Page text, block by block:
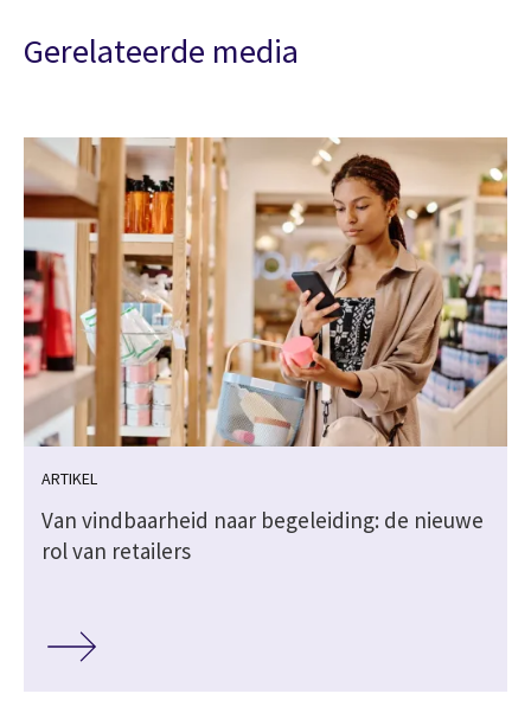
Gerelateerde media
ARTIKEL
Van vindbaarheid naar begeleiding: de nieuwe
rol van retailers